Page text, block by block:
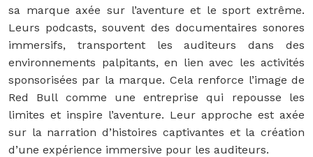
sa marque axée sur l’aventure et le sport extrême.
Leurs podcasts, souvent des documentaires sonores
immersifs, transportent les auditeurs dans des
environnements palpitants, en lien avec les activités
sponsorisées par la marque. Cela renforce l’image de
Red Bull comme une entreprise qui repousse les
limites et inspire l’aventure. Leur approche est axée
sur la narration d’histoires captivantes et la création
d’une expérience immersive pour les auditeurs.